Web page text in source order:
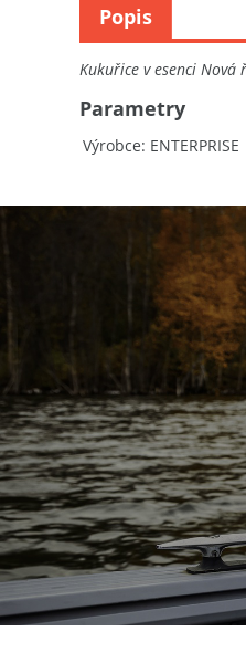
Kukuřice v esenci
Výrobce ENTERPRISE
Parametry
Popis